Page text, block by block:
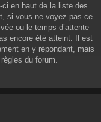
en haut de la liste des
si vous ne voyez pas ce
ou le temps d’attente
encore été atteint. Il est
en y répondant, mais
du forum.